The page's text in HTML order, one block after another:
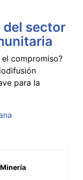
del sector
compromiso?
para la